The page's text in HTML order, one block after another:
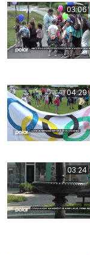
03:06
04:29
03:24